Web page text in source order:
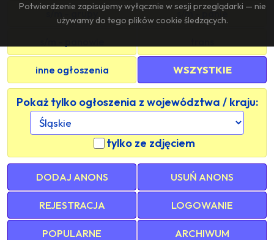
Potwierdzenie zapisujemy wyłącznie w sesji przeglądarki — nie
używamy do tego plików cookie śledzących.
s/m - grupy s/m - panie
inne ogłoszenia WSZYSTKIE
Pokaż tylko ogłoszenia z województwa / kraju:
tylko ze zdjęciem
DODAJ ANONS USUŃ ANONS
REJESTRACJA LOGOWANIE
POPULARNE ARCHIWUM